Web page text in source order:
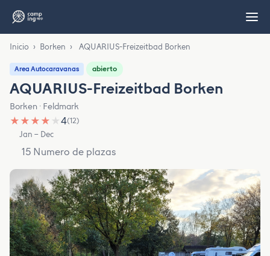
Inicio › Borken › AQUARIUS-Freizeitbad Borken
Area Autocaravanas abierto
AQUARIUS-Freizeitbad Borken
Borken · Feldmark
★ ★ ★ ★ ★4(12)
Jan – Dec
15 Numero de plazas